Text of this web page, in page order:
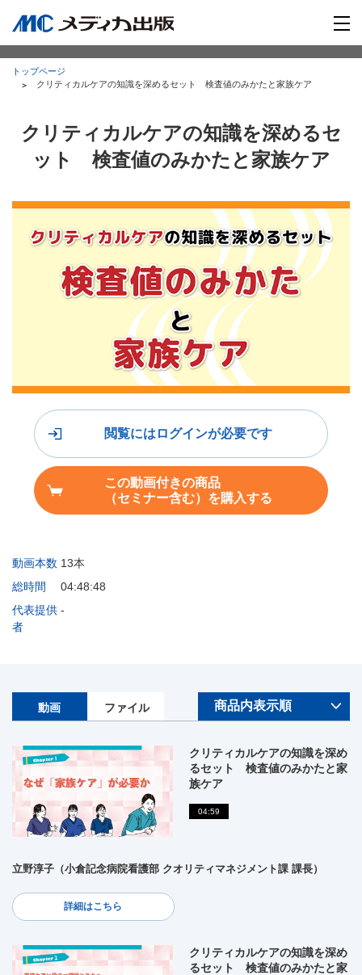
トップページ
クリティカルケアの知識を深めるセット 検査値のみかたと家族ケア
クリティカルケアの知識を深めるセ
ット 検査値のみかたと家族ケア
動画本数 13本
総時間
04:48:48
代表提供
者
-
閲覧にはログインが必要です
この動画付きの商品
（セミナー含む）を購入する
動画 ファイル
クリティカルケアの知識を深め
るセット 検査値のみかたと家
族ケア
04:59
立野淳子（小倉記念病院看護部 クオリティマネジメント課 課長）
詳細はこちら
クリティカルケアの知識を深め
るセット 検査値のみかたと家